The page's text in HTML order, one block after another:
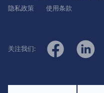
隐私政策
使用条款
关注我们: FacebookLinkedin